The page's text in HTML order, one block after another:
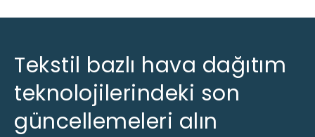
Tekstil bazlı hava dağıtım
teknolojilerindeki son
güncellemeleri alın